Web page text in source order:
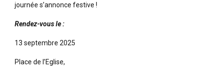
journée s’annonce festive !
Rendez-vous le :
13 septembre 2025
Place de l’Eglise,